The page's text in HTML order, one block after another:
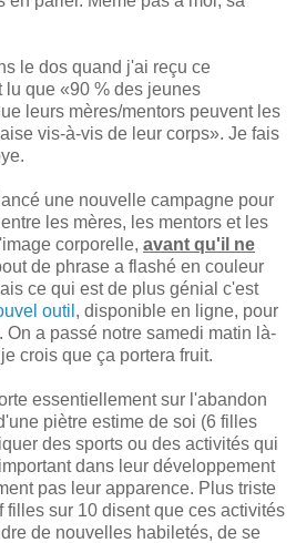
le dos quand j'ai reçu ce
que «90 % des jeunes
leurs mères/mentors peuvent les
vis-à-vis de leur corps». Je fais
une nouvelle campagne pour
les mères, les mentors et les
corporelle, avant qu'il ne
de phrase a flashé en couleur
ce qui est de plus génial c'est
outil , disponible en ligne, pour
On a passé notre samedi matin là-
crois que ça portera fruit.
essentiellement sur l'abandon
piètre estime de soi (6 filles
des sports ou des activités qui
dans leur développement
pas leur apparence. Plus triste
filles sur 10 disent que ces activités
de nouvelles habiletés, de se